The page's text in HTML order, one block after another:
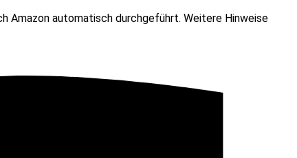
Amazon automatisch durchgeführt. Weitere Hinweise